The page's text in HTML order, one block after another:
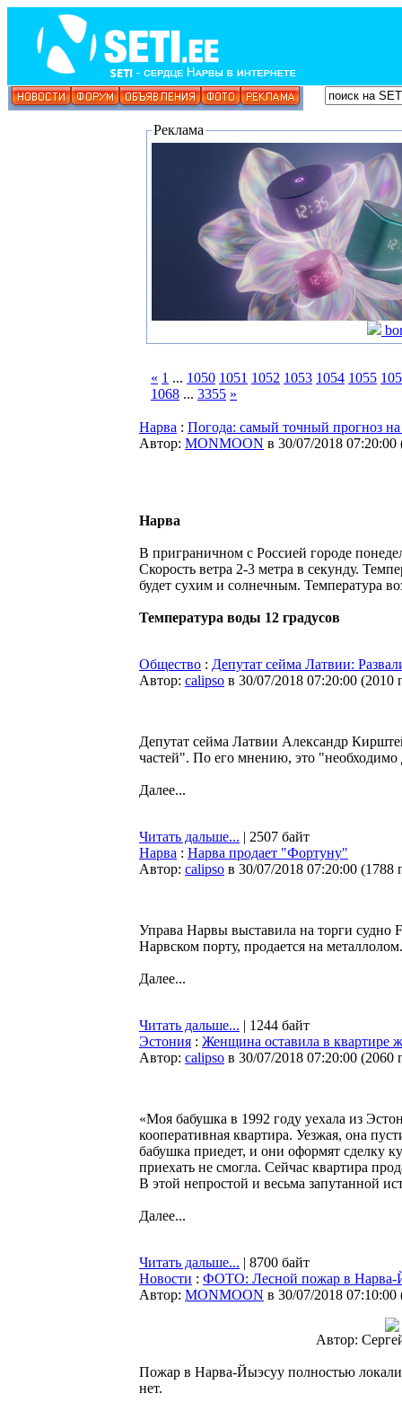
Реклама
« 1 ... 1050 1051 1052 1053 1054 1055
1068 ... 3355 »
Нарва : Погода: самый точный прогноз
Автор: MONMOON в 30/07/2018 07:20:00
Нарва
В приграничном с Россией городе
Скорость ветра 2-3 метра в секунду.
будет сухим и солнечным. Температура
Температура воды 12 градусов
Общество : Депутат сейма Латвии:
Автор: calipso в 30/07/2018 07:20:00 (2010
Депутат сейма Латвии Александр
частей". По его мнению, это
Далее...
Читать дальше... | 2507 байт
Нарва : Нарва продает "Фортуну"
Автор: calipso в 30/07/2018 07:20:00 (1788
Управа Нарвы выставила на торги судно
Нарвском порту, продается на металлолом.
Далее...
Читать дальше... | 1244 байт
Эстония : Женщина оставила в квартире
Автор: calipso в 30/07/2018 07:20:00 (2060
«Моя бабушка в 1992 году уехала из
кооперативная квартира. Уезжая, она
бабушка приедет, и они оформят сделку
приехать не смогла. Сейчас квартира
В этой непростой и весьма запутанной
Далее...
Читать дальше... | 8700 байт
Новости : ФОТО: Лесной пожар в Нарва-
Автор: MONMOON в 30/07/2018 07:10:00
Автор:
Пожар в Нарва-Йыэсуу полностью
нет.